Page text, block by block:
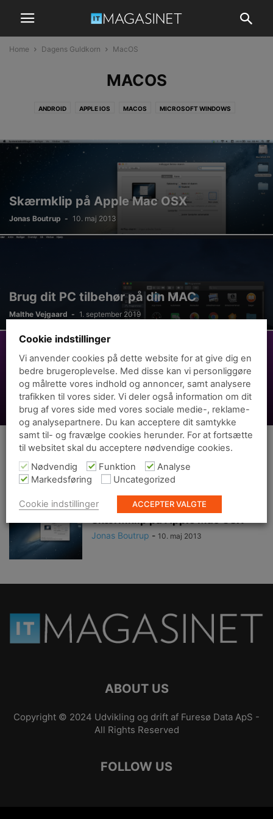
Home Dagens Guldkorn MacOS
MACOS
ANDROID APPLE IOS MACOS MICROSOFT WINDOWS
Skærmklip på Apple Mac OSX
Jonas Boutrup - 10. maj 2013
Brug dit PC tilbehør på din MAC
Malthe Vejgaard - 1. september 2019
Microsoft OneNote
Jonas Boutrup - 10. maj 2014
Skærmopløsning på MacBook Pro
Retina
Jonas Boutrup - 27. marts 2014
Skærmklip på Apple Mac OSX
Jonas Boutrup - 10. maj 2013
ABOUT US
Copyright © 2024 Udvikling og drift af Furesø Data ApS -
All Rights Reserved
FOLLOW US
Cookie indstillinger
Vi anvender cookies på dette website for at give dig en
bedre brugeroplevelse. Med disse kan vi personliggøre
og målrette vores indhold og annoncer, samt analysere
trafikken til vores sider. Vi deler også information om dit
brug af vores side med vores sociale medie-, reklame-
og analysepartnere. Du kan acceptere dit samtykke
samt til- og fravælge cookies herunder. For at fortsætte
til websitet skal du acceptere nødvendige cookies.
Nødvendig
Funktion
Analyse
Markedsføring
Uncategorized
Cookie indstillinger ACCEPTER VALGTE